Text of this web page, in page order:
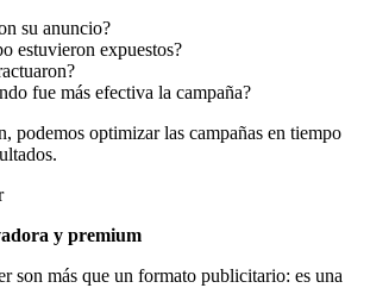
su anuncio?
estuvieron expuestos?
fue más efectiva la campaña?
podemos optimizar las campañas en tiempo
y premium
son más que un formato publicitario: es una